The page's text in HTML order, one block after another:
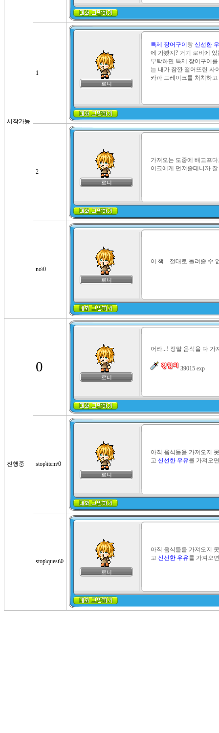
시작가능
1
로니
특제 장어구이 랑 신선한
에 가봤지? 거기 로비에
부탁하면 특제 장어구이
는 내가 잠깐 떨어뜨린 사
카파 드레이크를 처치하
2
로니
가져오는 도중에 배고프
이크에게 던져줄테니까
no\0
로니
이 책... 절대로 돌려줄 수
진행중
0
로니
어라...! 정말 음식을 다 가
39015 exp
stop\item\0
로니
아직 음식들을 가져오지
고 신선한 우유를 가져오
stop\quest\0
로니
아직 음식들을 가져오지
고 신선한 우유를 가져오